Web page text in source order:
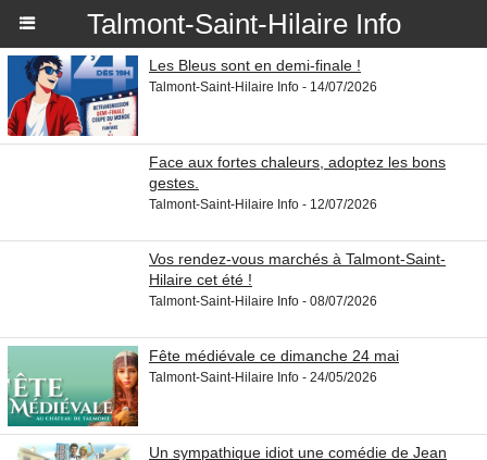
Talmont-Saint-Hilaire Info
Les Bleus sont en demi-finale !
Talmont-Saint-Hilaire Info - 14/07/2026
Face aux fortes chaleurs, adoptez les bons
gestes.
Talmont-Saint-Hilaire Info - 12/07/2026
Vos rendez-vous marchés à Talmont-Saint-
Hilaire cet été !
Talmont-Saint-Hilaire Info - 08/07/2026
Fête médiévale ce dimanche 24 mai
Talmont-Saint-Hilaire Info - 24/05/2026
Un sympathique idiot une comédie de Jean